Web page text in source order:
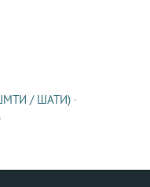
/ ШАТИ) ·